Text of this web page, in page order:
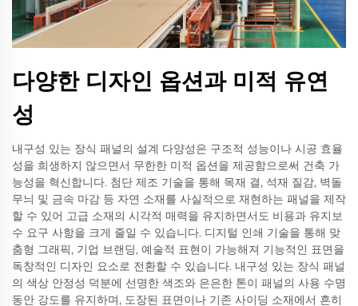
다양한 디자인 옵션과 미적 유연
성
내구성 있는 장식 패널의 설계 다양성은 구조적 성능이나 시공 효율
성을 희생하지 않으면서 무한한 미적 옵션을 제공함으로써 건축 가
능성을 혁신합니다. 첨단 제조 기술을 통해 목재 결, 석재 질감, 벽돌
무늬 및 금속 마감 등 자연 소재를 사실적으로 재현하는 패널을 제작
할 수 있어 고급 소재의 시각적 매력을 유지하면서도 비용과 유지보
수 요구 사항을 크게 줄일 수 있습니다. 디지털 인쇄 기술을 통해 맞
춤형 그래픽, 기업 브랜딩, 예술적 표현이 가능해져 기능적인 표면을
독창적인 디자인 요소로 전환할 수 있습니다. 내구성 있는 장식 패널
의 색상 안정성 덕분에 선명한 색조와 은은한 톤이 패널의 사용 수명
동안 강도를 유지하며, 도장된 표면이나 기존 사이딩 소재에서 흔히